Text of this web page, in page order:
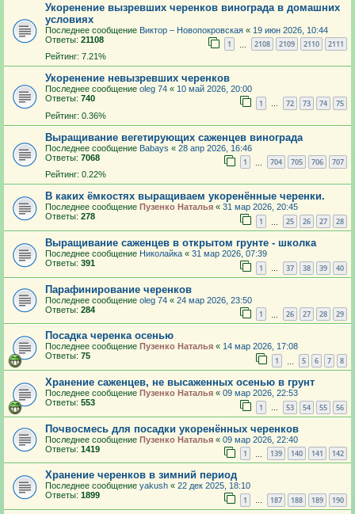
Укоренение вызревших черенков винограда в домашних
условиях
Последнее сообщение Виктор – Новопокровская « 19 июн 2026, 10:44
Ответы: 21108 1 2108 2109 2110 2111
Рейтинг: 7.21%
Укоренение невызревших черенков
Последнее сообщение oleg 74 « 10 май 2026, 20:00
Ответы: 740 1 … 72 73 74 75
Рейтинг: 0.36%
Выращивание вегетирующих саженцев винограда
Последнее сообщение Babays « 28 апр 2026, 16:46
Ответы: 7068 1 704 705 706 707
Рейтинг: 0.22%
В каких ёмкостях выращиваем укоренённые черенки.
Последнее сообщение Пузенко Наталья « 31 мар 2026, 20:45
Ответы: 278 1 25 26 27 28
Выращивание саженцев в открытом грунте - школка
Последнее сообщение Николайка « 31 мар 2026, 07:39
Ответы: 391 1 … 37 38 39 40
Парафинирование черенков
Последнее сообщение oleg 74 « 24 мар 2026, 23:50
Ответы: 284 1 26 27 28 29
Посадка черенка осенью
Последнее сообщение Пузенко Наталья « 14 мар 2026, 17:08
Ответы: 75 1 5 6 7 8
Хранение саженцев, не высаженных осенью в грунт
Последнее сообщение Пузенко Наталья « 09 мар 2026, 22:53
Ответы: 553 1 … 53 54 55 56
Почвосмесь для посадки укоренённых черенков
Последнее сообщение Пузенко Наталья « 09 мар 2026, 22:40
Ответы: 1419 1 139 140 141 142
Хранение черенков в зимний период
Последнее сообщение yakush « 22 дек 2025, 18:10
Ответы: 1899 1 … 187 188 189 190